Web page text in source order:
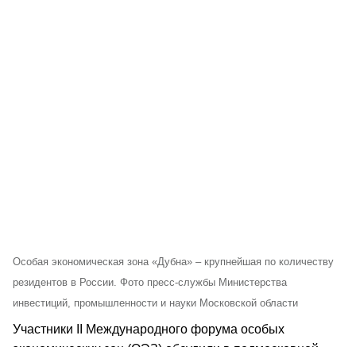
Особая экономическая зона «Дубна» – крупнейшая по количеству
резидентов в России. Фото пресс-службы Министерства
инвестиций, промышленности и науки Московской области
Участники II Международного форума особых